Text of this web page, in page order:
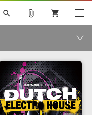
search
音ルカ V4X
MEIKO V3
SPITFIRE AUDIO
ライセンスフリーBGM
き出し
DUBSTEP
attach_file shopping_cart